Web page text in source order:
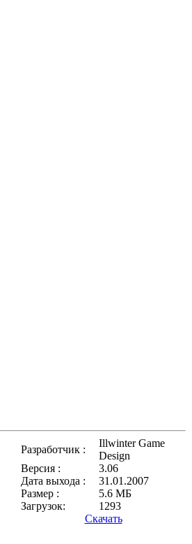
Разработчик :
Illwinter Game
Design
Версия :
3.06
Дата выхода :
31.01.2007
Размер :
5.6 МБ
Загрузок:
1293
Скачать